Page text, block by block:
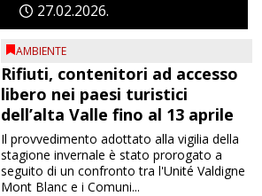
2702 2026
AMBIENTE
Rifiuti, contenitori ad accesso
libero nei paesi turistici
dell’alta Valle fino al 13 aprile
Il provvedimento adottato alla vigilia della
stagione invernale è stato prorogato a
seguito di un confronto tra l'Unité Valdigne
Mont Blanc e i Comuni...